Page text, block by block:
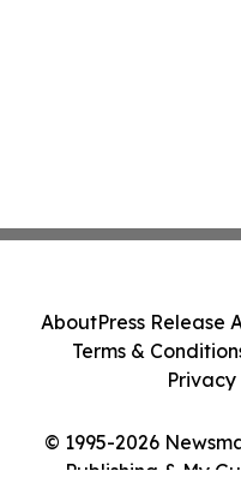
© 1995-2026
Publishing & My
AboutPress Release
Terms &